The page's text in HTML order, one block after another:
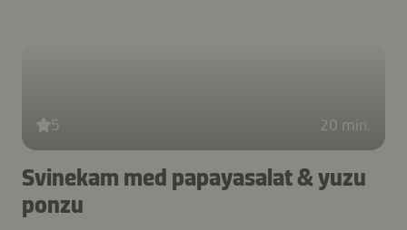
5 20 min.
Svinekam med papayasalat & yuzu
ponzu